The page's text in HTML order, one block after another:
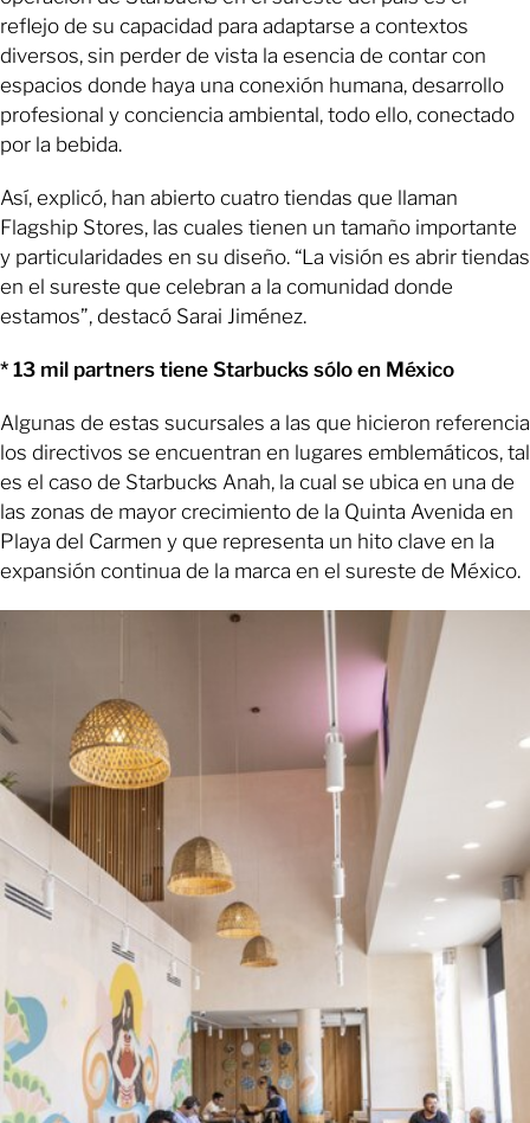
reflejo de su capacidad para adaptarse a contextos
diversos, sin perder de vista la esencia de contar con
espacios donde haya una conexión humana, desarrollo
profesional y conciencia ambiental, todo ello, conectado
por la bebida.
Así, explicó, han abierto cuatro tiendas que llaman
Flagship Stores, las cuales tienen un tamaño importante
y particularidades en su diseño. “La visión es abrir tiendas
en el sureste que celebran a la comunidad donde
estamos”, destacó Sarai Jiménez.
* 13 mil partners tiene Starbucks sólo en México
Algunas de estas sucursales a las que hicieron referencia
los directivos se encuentran en lugares emblemáticos, tal
es el caso de Starbucks Anah, la cual se ubica en una de
las zonas de mayor crecimiento de la Quinta Avenida en
Playa del Carmen y que representa un hito clave en la
expansión continua de la marca en el sureste de México.